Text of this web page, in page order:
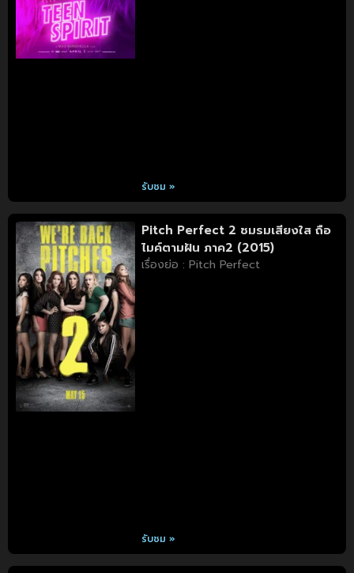
รับชม »
Pitch Perfect 2 ชมรมเสียงใส ถือ
ไมค์ตามฝัน ภาค2 (2015)
เรื่องย่อ : Pitch Perfect
รับชม »